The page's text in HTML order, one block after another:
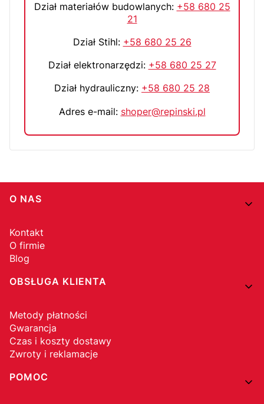
Dział materiałów budowlanych: +58 680 25
21
Dział Stihl: +58 680 25 26
Dział elektronarzędzi: +58 680 25 27
Dział hydrauliczny: +58 680 25 28
Adres e-mail: shoper@repinski.pl
Linki w stopce
O NAS
Kontakt
O firmie
Blog
OBSŁUGA KLIENTA
Metody płatności
Gwarancja
Czas i koszty dostawy
Zwroty i reklamacje
POMOC